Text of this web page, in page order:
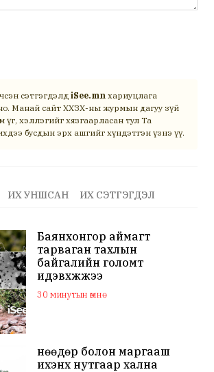
сэтгэгдэлд iSee.mn хариуцлага
Манай сайт ХХЗХ-ны журмын дагуу зүй
үг, хэллэгийг хязгаарласан тул Та
бусдын эрх ашгийг хүндэтгэн үзнэ үү.
ИХ УНШСАН ИХ СЭТГЭГДЭЛ
Баянхонгор аймагт
тарваган тахлын
байгалийн голомт
идэвхжжээ
30 минутын өмнө
Өнөөдөр болон маргааш
ихэнх нутгаар хална